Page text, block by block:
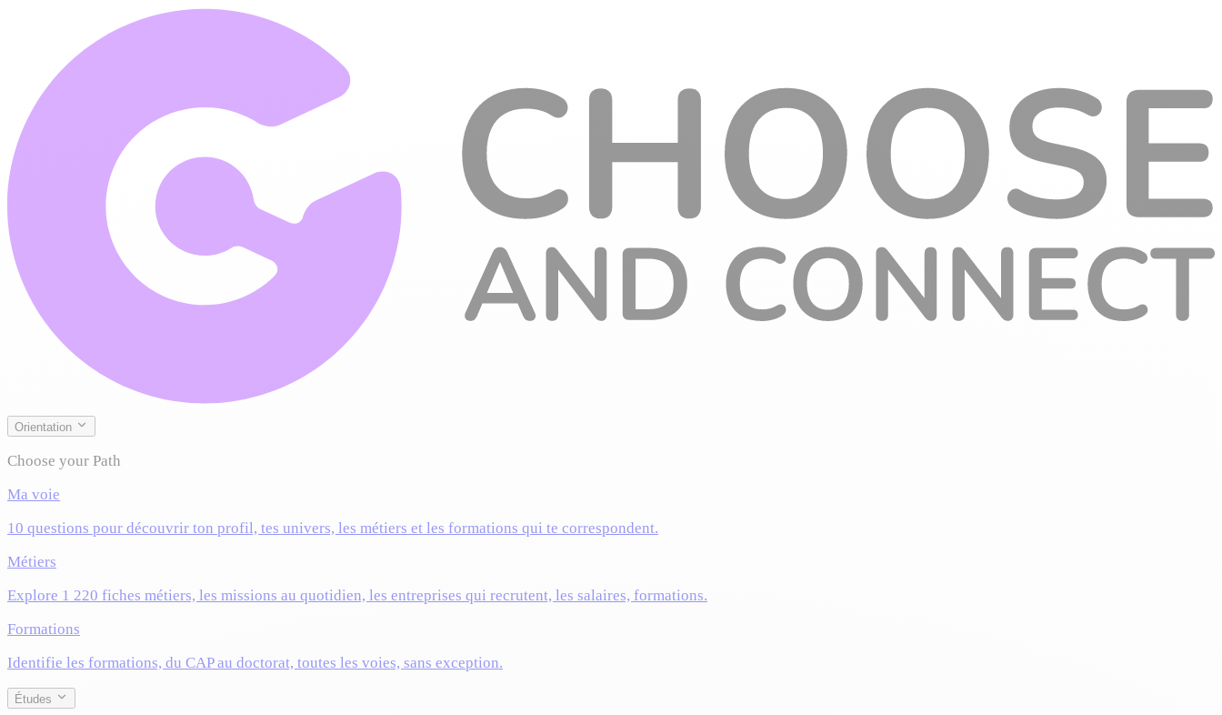
Orientation
Choose your Path
Ma voie
10 questions pour découvrir ton profil, tes univers, les métiers et les formations qui te correspondent.
Métiers
Explore 1 220 fiches métiers, les missions au quotidien, les entreprises qui recrutent, les salaires, formations.
Formations
Identifie les formations, du CAP au doctorat, toutes les voies, sans exception.
Études